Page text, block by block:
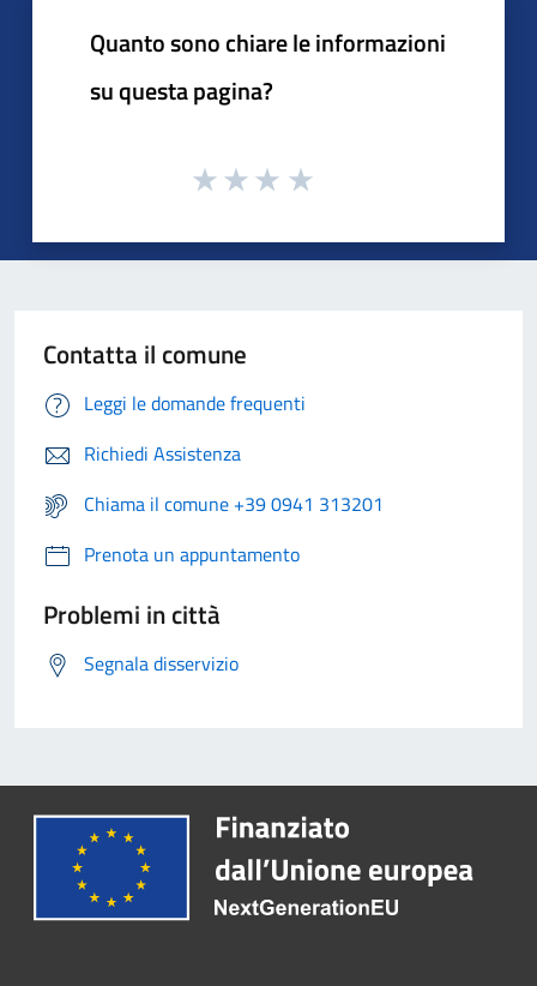
Quanto sono chiare le informazioni
su questa pagina?
Contatta il comune
Leggi le domande frequenti
Richiedi Assistenza
Chiama il comune +39 0941 313201
Prenota un appuntamento
Problemi in città
Segnala disservizio